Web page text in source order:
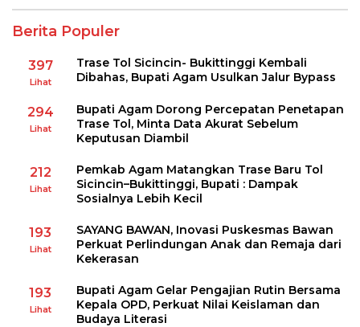
Berita Populer
397
Lihat
Trase Tol Sicincin- Bukittinggi Kembali
Dibahas, Bupati Agam Usulkan Jalur Bypass
294
Lihat
Bupati Agam Dorong Percepatan Penetapan
Trase Tol, Minta Data Akurat Sebelum
Keputusan Diambil
212
Lihat
Pemkab Agam Matangkan Trase Baru Tol
Sicincin–Bukittinggi, Bupati : Dampak
Sosialnya Lebih Kecil
193
Lihat
SAYANG BAWAN, Inovasi Puskesmas Bawan
Perkuat Perlindungan Anak dan Remaja dari
Kekerasan
193
Lihat
Bupati Agam Gelar Pengajian Rutin Bersama
Kepala OPD, Perkuat Nilai Keislaman dan
Budaya Literasi